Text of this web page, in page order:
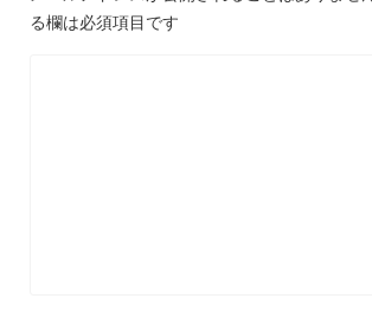
る欄は必須項目です